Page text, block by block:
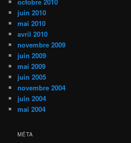
juin 2010
mai 2010
avril 2010
novembre 2009
juin 2009
mai 2009
juin 2005
novembre 2004
juin 2004
mai 2004
MÉTA